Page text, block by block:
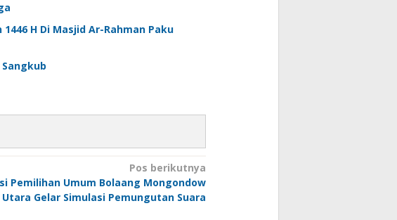
H Di Masjid Ar-Rahman Paku
Pos berikutnya
Pemilihan Umum Bolaang Mongondow
Utara Gelar Simulasi Pemungutan Suara